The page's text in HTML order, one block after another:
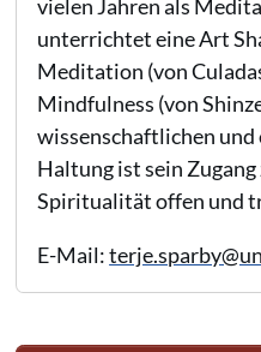
vielen Jahren als
unterrichtet eine Art
Meditation (von
Mindfulness (von
wissenschaftlichen
Haltung ist sein
Spiritualität offen und
E-Mail: